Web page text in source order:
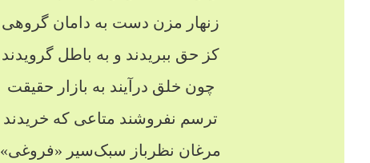
زنهار مزن دست به دامان گروهی
کز حق ببریدند و به باطل گرویدند
چون خلق درآیند به بازار حقیقت
ترسم نفروشند متاعی که خریدند
مرغان نظرباز سبک‌سیر «فروغی»